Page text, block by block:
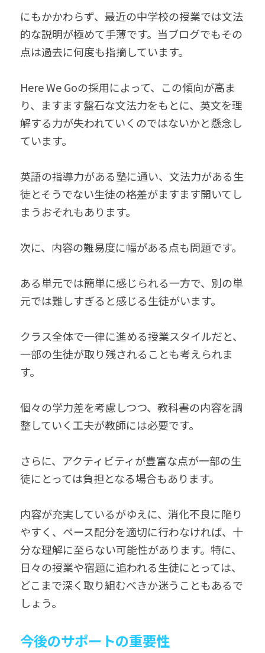
にもかかわらず、最近の中学校の授業では文法
的な説明が極めて手薄です。当ブログでもその
点は過去に何度も指摘しています。
Here We Goの採用によって、この傾向が高ま
り、ますます盤石な文法力をもとに、英文を理
解する力が失われていくのではないかと懸念し
ています。
英語の指導力がある塾に通い、文法力がある生
徒とそうでない生徒の格差がますます開いてし
まうおそれもあります。
次に、内容の難易度に幅がある点も問題です。
ある単元では簡単に感じられる一方で、別の単
元では難しすぎると感じる生徒がいます。
クラス全体で一律に進める授業スタイルだと、
一部の生徒が取り残されることも考えられま
す。
個々の学力差を考慮しつつ、教科書の内容を調
整していく工夫が教師には必要です。
さらに、アクティビティが豊富な点が一部の生
徒にとっては負担となる場合もあります。
内容が充実しているがゆえに、消化不良に陥り
やすく、ペース配分を適切に行わなければ、十
分な理解に至らない可能性があります。特に、
日々の授業や宿題に追われる生徒にとっては、
どこまで深く取り組むべきか迷うこともあるで
しょう。
今後のサポートの重要性